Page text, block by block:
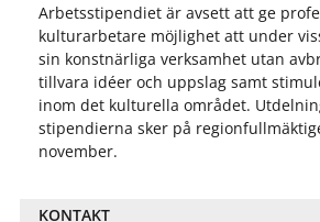
Arbetsstipendiet är avsett att ge
kulturarbetare möjlighet att under
sin konstnärliga verksamhet utan
tillvara idéer och uppslag samt
inom det kulturella området.
stipendierna sker på
november.
KONTAKT